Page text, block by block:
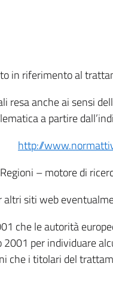
in riferimento al
anche ai sensi
a partire
http://
– motore di
siti web
che le autorità
per individuare
che i titolari del